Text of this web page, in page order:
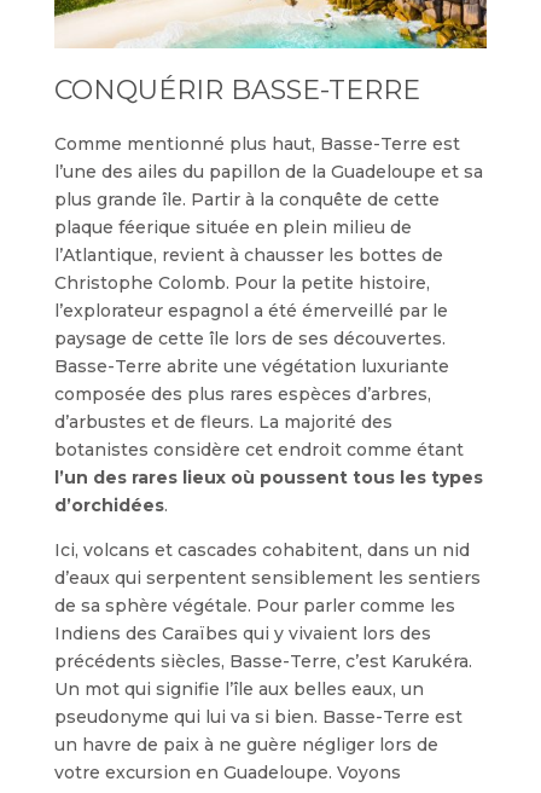
CONQUÉRIR BASSE-TERRE
Comme mentionné plus haut, Basse-Terre est
l’une des ailes du papillon de la Guadeloupe et sa
plus grande île. Partir à la conquête de cette
plaque féerique située en plein milieu de
l’Atlantique, revient à chausser les bottes de
Christophe Colomb. Pour la petite histoire,
l’explorateur espagnol a été émerveillé par le
paysage de cette île lors de ses découvertes.
Basse-Terre abrite une végétation luxuriante
composée des plus rares espèces d’arbres,
d’arbustes et de fleurs. La majorité des
botanistes considère cet endroit comme étant
l’un des rares lieux où poussent tous les types
d’orchidées.
Ici, volcans et cascades cohabitent, dans un nid
d’eaux qui serpentent sensiblement les sentiers
de sa sphère végétale. Pour parler comme les
Indiens des Caraïbes qui y vivaient lors des
précédents siècles, Basse-Terre, c’est Karukéra.
Un mot qui signifie l’île aux belles eaux, un
pseudonyme qui lui va si bien. Basse-Terre est
un havre de paix à ne guère négliger lors de
votre excursion en Guadeloupe. Voyons